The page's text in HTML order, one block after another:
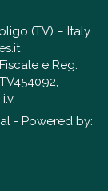
(TV) – Italy
e Reg.
- Powered by: